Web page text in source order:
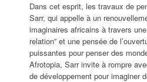
Dans cet esprit, les travaux de
Sarr, qui appelle à un
imaginaires africains à travers
relation” et une pensée de
puissantes pour penser des
Afrotopia, Sarr invite à rompre
de développement pour imaginer